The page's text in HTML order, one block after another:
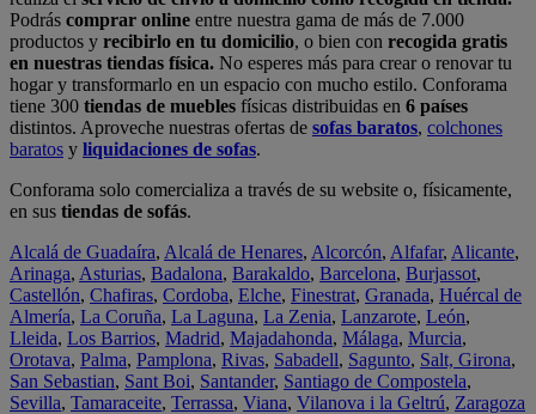
Podrás comprar online entre nuestra gama de más de 7.000
productos y recibirlo en tu domicilio, o bien con recogida gratis
en nuestras tiendas física. No esperes más para crear o renovar tu
hogar y transformarlo en un espacio con mucho estilo. Conforama
tiene 300 tiendas de muebles físicas distribuidas en 6 países
distintos. Aproveche nuestras ofertas de sofas baratos, colchones
baratos y liquidaciones de sofas.
Conforama solo comercializa a través de su website o, físicamente,
en sus tiendas de sofás.
Alcalá de Guadaíra, Alcalá de Henares, Alcorcón, Alfafar, Alicante,
Arinaga, Asturias, Badalona, Barakaldo, Barcelona, Burjassot,
Castellón, Chafiras, Cordoba, Elche, Finestrat, Granada, Huércal de
Almería, La Coruña, La Laguna, La Zenia, Lanzarote, León,
Lleida, Los Barrios, Madrid, Majadahonda, Málaga, Murcia,
Orotava, Palma, Pamplona, Rivas, Sabadell, Sagunto, Salt, Girona,
San Sebastian, Sant Boi, Santander, Santiago de Compostela,
Sevilla, Tamaraceite, Terrassa, Viana, Vilanova i la Geltrú, Zaragoza